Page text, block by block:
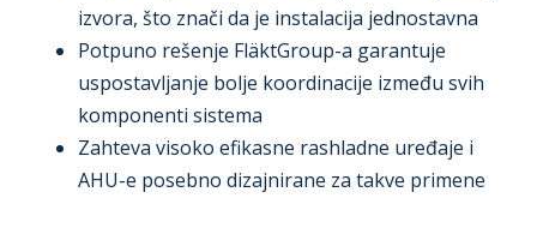
izvora, što znači da je instalacija jednostavna
Potpuno rešenje FläktGroup-a garantuje
uspostavljanje bolje koordinacije između svih
komponenti sistema
Zahteva visoko efikasne rashladne uređaje i
AHU-e posebno dizajnirane za takve primene